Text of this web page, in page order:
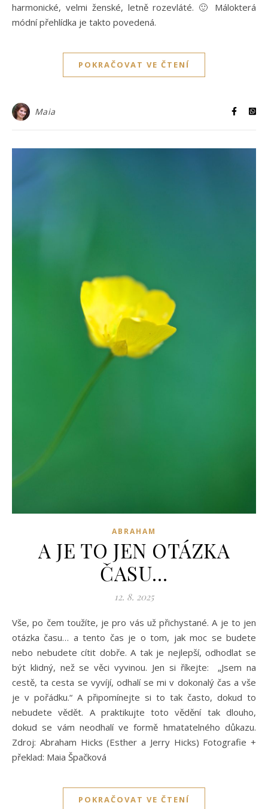
harmonické, velmi ženské, letně rozevláté. 🙂 Málokterá
módní přehlídka je takto povedená.
POKRAČOVAT VE ČTENÍ
Maia
ABRAHAM
A JE TO JEN OTÁZKA
ČASU…
12. 8. 2025
Vše, po čem toužíte, je pro vás už přichystané. A je to jen
otázka času… a tento čas je o tom, jak moc se budete
nebo nebudete cítit dobře. A tak je nejlepší, odhodlat se
být klidný, než se věci vyvinou. Jen si říkejte: „Jsem na
cestě, ta cesta se vyvíjí, odhalí se mi v dokonalý čas a vše
je v pořádku.“ A připomínejte si to tak často, dokud to
nebudete vědět. A praktikujte toto vědění tak dlouho,
dokud se vám neodhalí ve formě hmatatelného důkazu.
Zdroj: Abraham Hicks (Esther a Jerry Hicks) Fotografie +
překlad: Maia Špačková
POKRAČOVAT VE ČTENÍ